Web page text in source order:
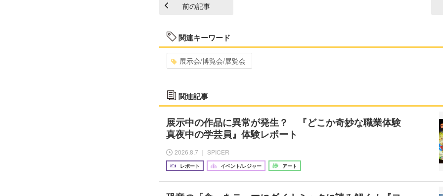
前の記事
関連キーワード
展示会/博覧会/展覧会
関連記事
展示中の作品に異常が発生？ 『どこか奇妙な職業体験
真夜中の学芸員』体験レポート
2026.8.7 ｜ SPICER
レポート イベント/レジャー アート